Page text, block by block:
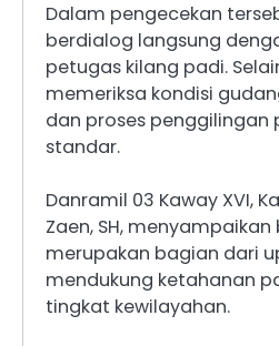
Dalam pengecekan
berdialog langsung
petugas kilang padi.
memeriksa kondisi
dan proses penggilingan
standar.
Danramil 03 Kaway XVI,
Zaen, SH,
merupakan bagian dari
mendukung ketahanan
tingkat kewilayahan.